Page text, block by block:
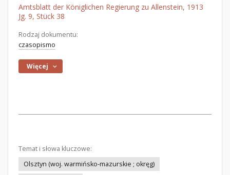
Amtsblatt der Königlichen Regierung zu Allenstein, 1913
Jg. 9, Stück 38
Rodzaj dokumentu:
czasopismo
Więcej
Temat i słowa kluczowe:
Olsztyn (woj. warmińsko-mazurskie ; okręg)